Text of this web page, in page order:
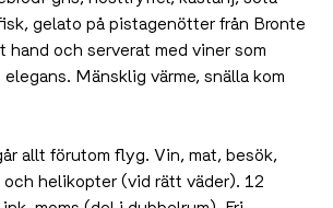
gris, hösttryffel, kastanj, söta
gelato på pistagenötter från
lätt hand och serverat med viner
och elegans. Mänsklig värme, snälla
allt förutom flyg. Vin, mat, besök,
och helikopter (vid rätt väder). 12